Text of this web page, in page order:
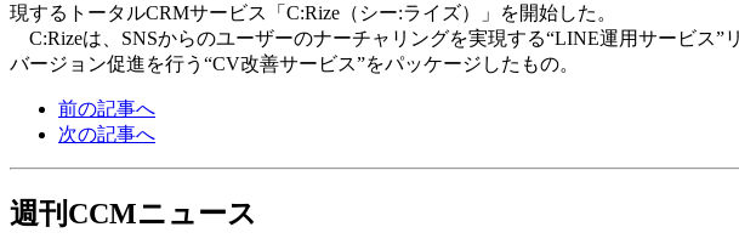
現するトータルCRMサービス「C:Rize（シー:ライズ）」を開始した。
C:Rizeは、SNSからのユーザーのナーチャリングを実現する“LINE運用サービス
バージョン促進を行う“CV改善サービス”をパッケージしたもの。
前の記事へ
次の記事へ
週刊CCMニュース